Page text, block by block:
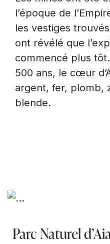
l’époque de
les vestiges
ont révélé que
commencé plus
500 ans, le cœur
argent, fer, plomb,
blende.
Parc Naturel